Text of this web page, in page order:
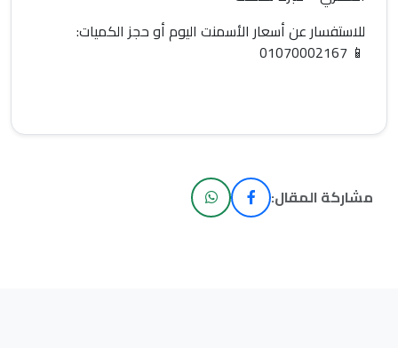
للاستفسار عنأسعار الأسمنت اليومأو حجز الكميات:
📱
01070002167
مشاركة المقال: